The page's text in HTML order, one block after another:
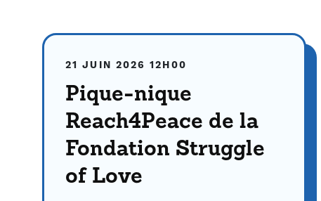
21 JUIN 2026 12H00
Pique-nique
Reach4Peace de la
Fondation Struggle
of Love